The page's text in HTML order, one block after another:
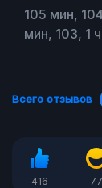
105 мин,
мин, 103, 1
Всего отзывов
416 77